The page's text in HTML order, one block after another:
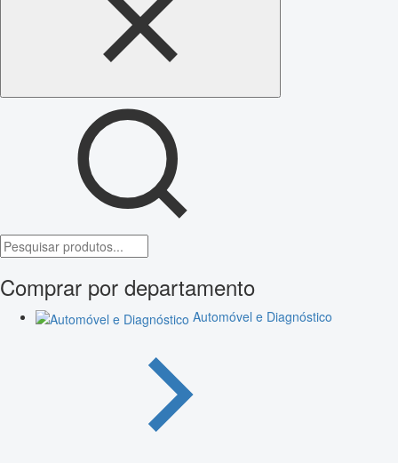
Comprar por departamento
Automóvel e Diagnóstico